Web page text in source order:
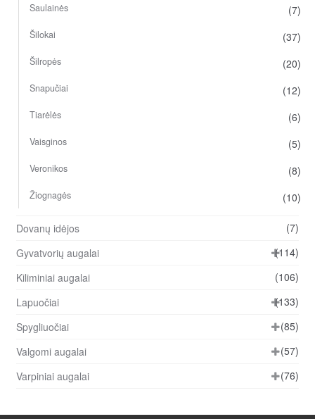
Saulainės (7)
Šilokai (37)
Šilropės (20)
Snapučiai (12)
Tiarėlės (6)
Vaisginos (5)
Veronikos (8)
Žiognagės (10)
Dovanų idėjos
(7)
Gyvatvorių augalai
(114)
Kiliminiai augalai
(106)
Lapuočiai
(133)
Spygliuočiai
(85)
Valgomi augalai
(57)
Varpiniai augalai
(76)